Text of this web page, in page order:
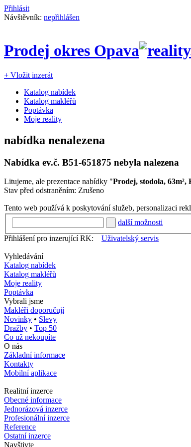
Přihlásit
Návštěvník: nepřihlášen
Prodej okres Opava
+ Vložit inzerát
Katalog nabídek
Katalog makléřů
Poptávka
Moje reality
nabídka nenalezena
Nabídka ev.č. B51-651875 nebyla nalezena
Litujeme, ale prezentace nabídky "Prodej, stodola, 63m²,
Stav před odstraněním: Zrušeno
Tento web používá k poskytování služeb, personalizaci
další možnosti
Přihlášení pro inzerující RK:
Uživatelský servis
Vyhledávání
Katalog nabídek
Katalog makléřů
Moje reality
Poptávka
Vybrali jsme
Makléři doporučují
Novinky • Slevy
Dražby • Top 50
Co už nekoupíte
O nás
Základní informace
Kontakty
Mobilní aplikace
Realitní inzerce
Obecné informace
Jednorázová inzerce
Profesionální inzerce
Reference
Ostatní inzerce
Navštivte